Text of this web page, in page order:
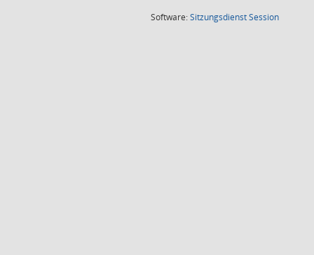
Software:SitzungsdienstSession(Wird in